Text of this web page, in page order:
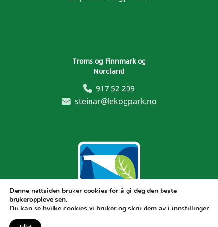
Troms og Finnmark og
Nordland
917 52 209
steinar@lekogpark.no
Denne nettsiden bruker cookies for å gi deg den beste
brukeropplevelsen.
Du kan se hvilke cookies vi bruker og skru dem av i innstillinger.